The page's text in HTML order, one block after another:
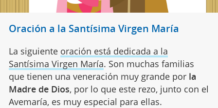
Oración a la Santísima Virgen María
La siguiente oración está dedicada a la
Santísima Virgen María. Son muchas familias
que tienen una veneración muy grande por la
Madre de Dios, por lo que este rezo, junto con el
Avemaría, es muy especial para ellas.